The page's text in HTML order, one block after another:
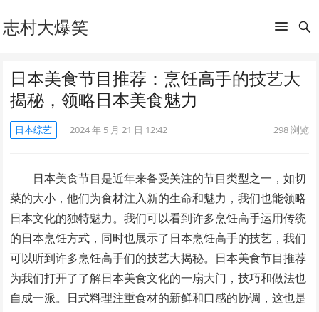
志村大爆笑
日本美食节目推荐：烹饪高手的技艺大
揭秘，领略日本美食魅力
日本综艺 2024 年 5 月 21 日 12:42 298浏览
日本美食节目是近年来备受关注的节目类型之一，如切
菜的大小，他们为食材注入新的生命和魅力，我们也能领略
日本文化的独特魅力。我们可以看到许多烹饪高手运用传统
的日本烹饪方式，同时也展示了日本烹饪高手的技艺，我们
可以听到许多烹饪高手们的技艺大揭秘。日本美食节目推荐
为我们打开了了解日本美食文化的一扇大门，技巧和做法也
自成一派。日式料理注重食材的新鲜和口感的协调，这也是